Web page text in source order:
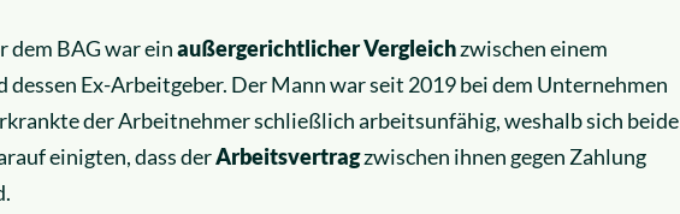
dem BAG war einaußergerichtlicher Vergleichzwischen einem
Ex-Arbeitgeber. Der Mann war seit 2019 bei dem Unternehmen
der Arbeitnehmer schließlich arbeitsunfähig, weshalb sich beide
einigten, dass derArbeitsvertragzwischen ihnen gegen Zahlung